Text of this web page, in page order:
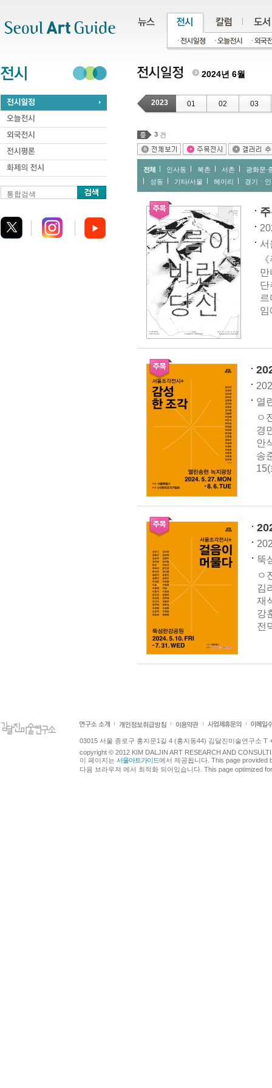
통합검색
2024년 6월
2023 01 02 03
3 건
전체 인사동 북촌 서촌
광화문∙
성동
기타/서울 헤이리 경기ㆍ
서
만
단
임
열
ㅇ
경
안
송
뚝
ㅇ
김
재
강
전
03015 서울 종로구 홍지문1길 4 (홍지동44) 김달진미술연구소 T
copyright © 2012 KIM DALJIN ART RESEARCH AND
이 페이지는 서울아트가이드에서 제공됩니다. This page provided
다음 브라우져 에서 최적화 되어있습니다. This page optimized